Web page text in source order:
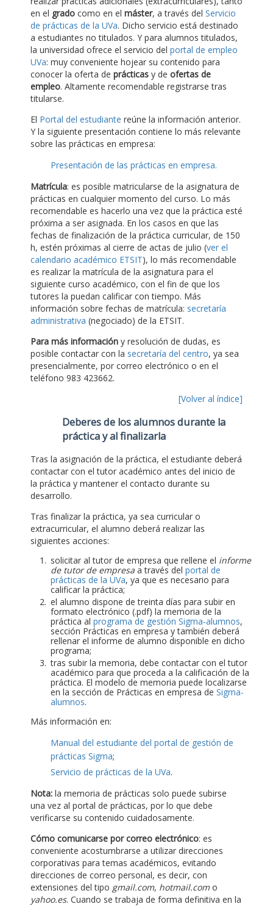
en el grado como en el máster, a través del Servicio
de prácticas de la UVa. Dicho servicio está destinado
a estudiantes no titulados. Y para alumnos titulados,
la universidad ofrece el servicio del portal de empleo
UVa: muy conveniente hojear su contenido para
conocer la oferta de prácticas y de ofertas de
empleo. Altamente recomendable registrarse tras
titularse.
El Portal del estudiante reúne la información anterior.
Y la siguiente presentación contiene lo más relevante
sobre las prácticas en empresa:
Presentación de las prácticas en empresa.
Matrícula: es posible matricularse de la asignatura de
prácticas en cualquier momento del curso. Lo más
recomendable es hacerlo una vez que la práctica esté
próxima a ser asignada. En los casos en que las
fechas de finalización de la práctica curricular, de 150
h, estén próximas al cierre de actas de julio (ver el
calendario académico ETSIT), lo más recomendable
es realizar la matrícula de la asignatura para el
siguiente curso académico, con el fin de que los
tutores la puedan calificar con tiempo. Más
información sobre fechas de matrícula: secretaría
administrativa (negociado) de la ETSIT.
Para más información y resolución de dudas, es
posible contactar con la secretaría del centro, ya sea
presencialmente, por correo electrónico o en el
teléfono 983 423662.
[Volver al índice]
Deberes de los alumnos durante la
práctica y al finalizarla
Tras la asignación de la práctica, el estudiante deberá
contactar con el tutor académico antes del inicio de
la práctica y mantener el contacto durante su
desarrollo.
Tras finalizar la práctica, ya sea curricular o
extracurricular, el alumno deberá realizar las
siguientes acciones:
solicitar al tutor de empresa que rellene el informe
de tutor de empresa a través del portal de
prácticas de la UVa, ya que es necesario para
calificar la práctica;
el alumno dispone de treinta días para subir en
formato electrónico (.pdf) la memoria de la
práctica al programa de gestión Sigma-alumnos,
sección Prácticas en empresa y también deberá
rellenar el informe de alumno disponible en dicho
programa;
tras subir la memoria, debe contactar con el tutor
académico para que proceda a la calificación de la
práctica. El modelo de memoria puede localizarse
en la sección de Prácticas en empresa de Sigma-
alumnos.
Más información en:
Manual del estudiante del portal de gestión de
prácticas Sigma;
Servicio de prácticas de la UVa.
Nota: la memoria de prácticas solo puede subirse
una vez al portal de prácticas, por lo que debe
verificarse su contenido cuidadosamente.
Cómo comunicarse por correo electrónico: es
conveniente acostumbrarse a utilizar direcciones
corporativas para temas académicos, evitando
direcciones de correo personal, es decir, con
extensiones del tipo gmail.com, hotmail.como
yahoo.es. Cuando se trabaja de forma definitiva en la